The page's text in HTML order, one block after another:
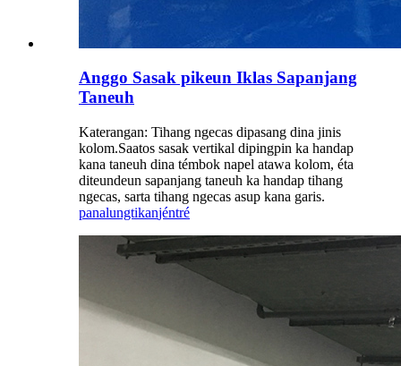
Anggo Sasak pikeun Iklas Sapanjang
Taneuh
Katerangan: Tihang ngecas dipasang dina jinis
kolom.Saatos sasak vertikal dipingpin ka handap
kana taneuh dina témbok napel atawa kolom, éta
diteundeun sapanjang taneuh ka handap tihang
ngecas, sarta tihang ngecas asup kana garis.
panalungtikanjéntré